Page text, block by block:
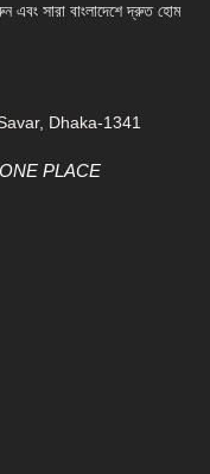
এবং সারা বাংলাদেশে দ্রুত হোম
Dhaka-1341
PLACE